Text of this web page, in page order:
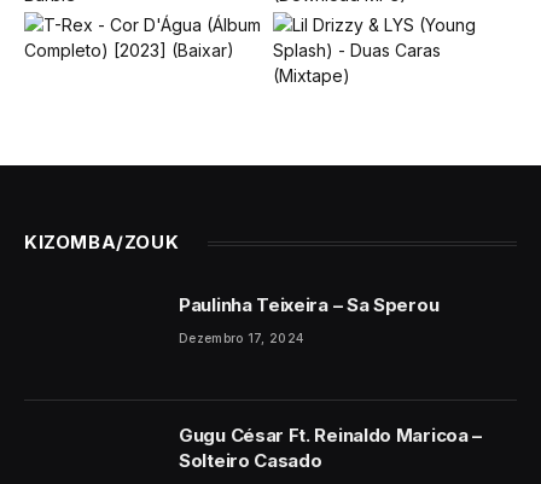
KIZOMBA/ZOUK
Paulinha Teixeira – Sa Sperou
Dezembro 17, 2024
Gugu César Ft. Reinaldo Maricoa –
Solteiro Casado